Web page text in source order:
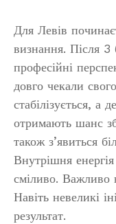
Для Левів
визнання. Після 3
професійні
довго чекали
стабілізується, а
отримають шанс
також з’явиться
Внутрішня
сміливо. Важливо
Навіть невеликі
результат.